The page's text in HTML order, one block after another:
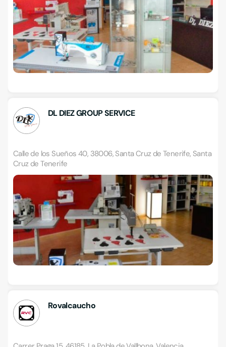
DL DIEZ GROUP SERVICE
Calle de los Sueños 40, 38006, Santa Cruz de Tenerife, Santa
Cruz de Tenerife
Rovalcaucho